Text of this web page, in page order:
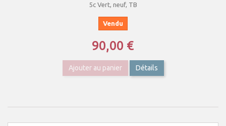
5c Vert, neuf, TB
Vendu
90,00 €
Ajouter au panier Détails